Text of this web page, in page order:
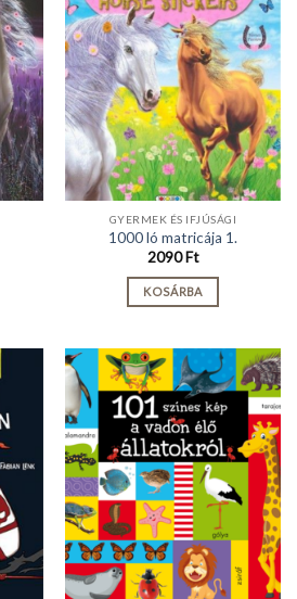
GYERMEK ÉS IFJÚSÁGI
1000 ló matricája 1.
2090Ft
KOSÁRBA